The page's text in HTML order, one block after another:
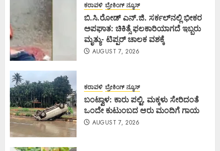
ಕರಾವಳಿ ಬ್ರೇಕಿಂಗ್ ನ್ಯೂಸ್
ಬಿ.ಸಿ.ರೋಡ್ ಎನ್.ಜಿ. ಸರ್ಕಲ್‌ನಲ್ಲಿ ಭೀಕರ
ಅಪಘಾತ: ಚಿಕಿತ್ಸೆ ಫಲಕಾರಿಯಾಗದೆ ಇಬ್ಬರು
ಮೃತ್ಯು- ಟಿಪ್ಪರ್ ಚಾಲಕ ವಶಕ್ಕೆ
AUGUST 7, 2026
ಕರಾವಳಿ ಬ್ರೇಕಿಂಗ್ ನ್ಯೂಸ್
ಬಂಟ್ವಾಳ: ಕಾರು ಪಲ್ಟಿ, ಮಕ್ಕಳು ಸೇರಿದಂತೆ
ಒಂದೇ ಕುಟುಂಬದ ಆರು ಮಂದಿಗೆ ಗಾಯ
AUGUST 7, 2026